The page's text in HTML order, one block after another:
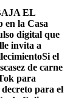
EL
en la Casa
digital que
invita a
Si el
de carne
para
para el